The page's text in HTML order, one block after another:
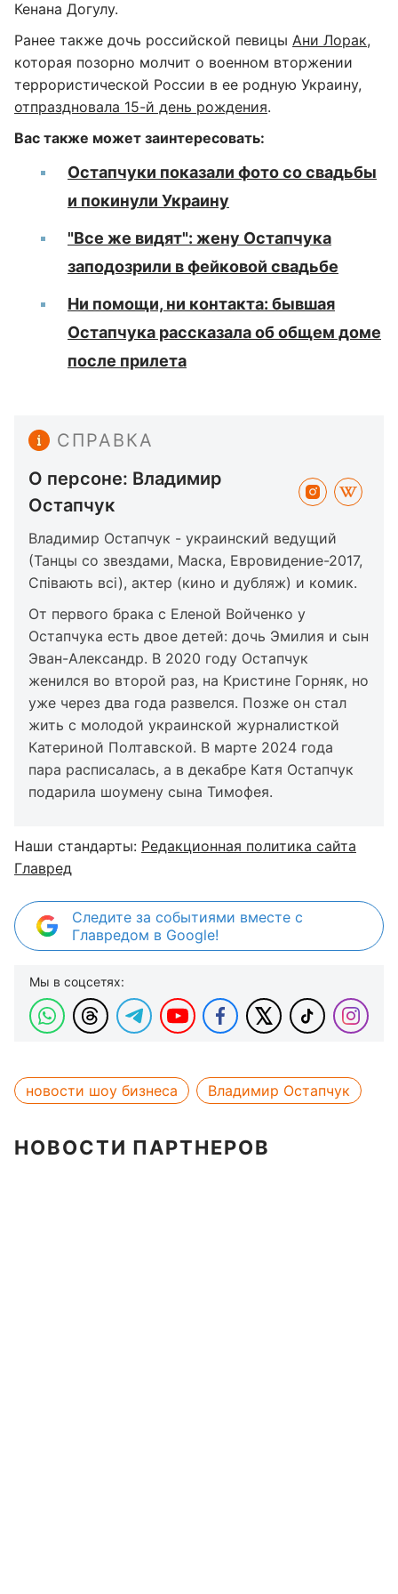
Кенана Догулу.
Ранее также дочь российской певицы Ани Лорак,
которая позорно молчит о военном вторжении
террористической России в ее родную Украину,
отпраздновала 15-й день рождения.
Вас также может заинтересовать:
Остапчуки показали фото со свадьбы
и покинули Украину
"Все же видят": жену Остапчука
заподозрили в фейковой свадьбе
Ни помощи, ни контакта: бывшая
Остапчука рассказала об общем доме
после прилета
СПРАВКА
О персоне: Владимир
Остапчук
Владимир Остапчук - украинский ведущий
(Танцы со звездами, Маска, Евровидение-2017,
Співають всі), актер (кино и дубляж) и комик.
От первого брака с Еленой Войченко у
Остапчука есть двое детей: дочь Эмилия и сын
Эван-Александр. В 2020 году Остапчук
женился во второй раз, на Кристине Горняк, но
уже через два года развелся. Позже он стал
жить с молодой украинской журналисткой
Катериной Полтавской. В марте 2024 года
пара расписалась, а в декабре Катя Остапчук
подарила шоумену сына Тимофея.
Наши стандарты: Редакционная политика сайта
Главред
Следите за событиями вместе с
Главредом в Google!
Мы в соцсетях:
новости шоу бизнеса Владимир Остапчук
НОВОСТИ ПАРТНЕРОВ